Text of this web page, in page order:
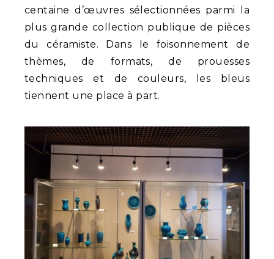
centaine d’œuvres sélectionnées parmi la
plus grande collection publique de pièces
du céramiste. Dans le foisonnement de
thèmes, de formats, de prouesses
techniques et de couleurs, les bleus
tiennent une place à part.